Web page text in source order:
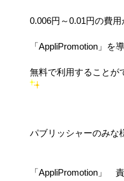
0.006円～0.01円の費用
「AppliPromotion 」を
無料で利用することが
パブリッシャーのみな
「AppliPromotion 」